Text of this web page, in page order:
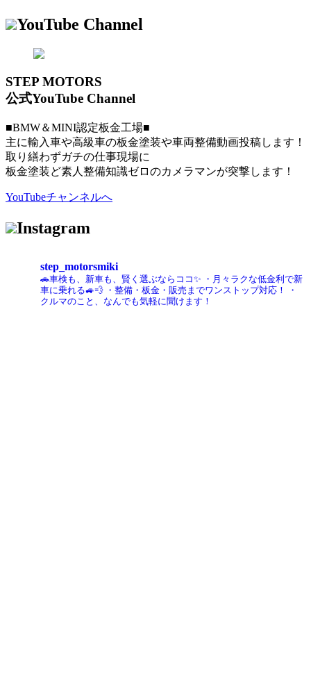
YouTube Channel
STEP MOTORS
公式YouTube Channel
■BMW＆MINI認定板金工場■
主に輸入車や高級車の板金塗装や車両整備動画投稿します！
取り繕わずガチの仕事現場に
板金塗装ど素人整備知識ゼロのカメラマンが突撃します！
YouTubeチャンネルへ
Instagram
step_motorsmiki
🚗車検も、新車も、賢く選ぶならココ✨ ・月々ラクな低金利で新
車に乗れる🚙💨 ・整備・板金・販売までワンストップ対応！
・
クルマのこと、なんでも気軽に聞けます！